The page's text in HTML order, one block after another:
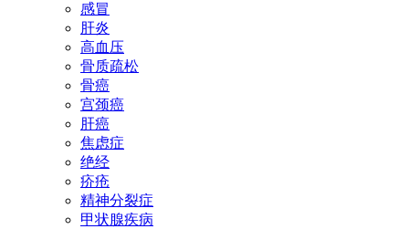
感冒
肝炎
高血压
骨质疏松
骨癌
宫颈癌
肝癌
焦虑症
绝经
疥疮
精神分裂症
甲状腺疾病